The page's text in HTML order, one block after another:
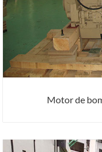
Motor de